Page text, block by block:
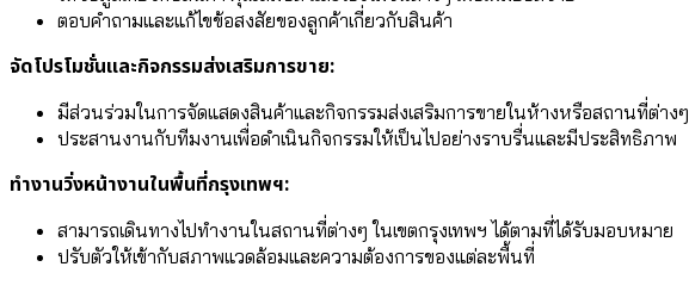
ตอบคำถามและแก้ไขข้อสงสัยของลูกค้าเกี่ยวกับสินค้า
จัดโปรโมชั่นและกิจกรรมส่งเสริมการขาย:
มีส่วนร่วมในการจัดแสดงสินค้าและกิจกรรมส่งเสริมการขายในห้างหรือสถานที่ต่างๆ
ประสานงานกับทีมงานเพื่อดำเนินกิจกรรมให้เป็นไปอย่างราบรื่นและมีประสิทธิภาพ
ทำงานวิ่งหน้างานในพื้นที่กรุงเทพฯ:
สามารถเดินทางไปทำงานในสถานที่ต่างๆ ในเขตกรุงเทพฯ ได้ตามที่ได้รับมอบหมาย
ปรับตัวให้เข้ากับสภาพแวดล้อมและความต้องการของแต่ละพื้นที่